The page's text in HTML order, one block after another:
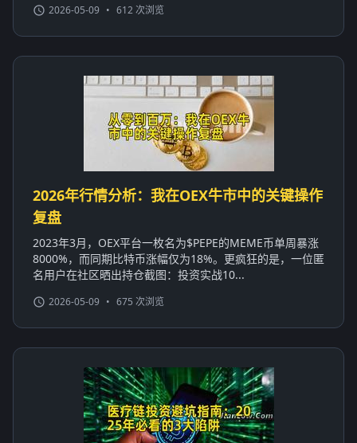
2026-05-09 • 612 次浏览
2026年行情分析：我在OEX牛市中的关键操作
复盘
2023年3月，OEX平台一枚名为$PEPE的MEME币单周暴涨
8000%，而同期比特币涨幅仅为18%。更疯狂的是，一位匿
名用户在社区晒出持仓截图：投资实战10...
2026-05-09 • 675 次浏览